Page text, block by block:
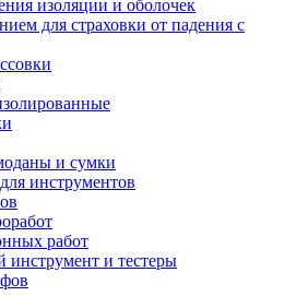
изоляции и оболочек
для страховки от падения с
и сумки
инструментов
работ
инструмент и тестеры